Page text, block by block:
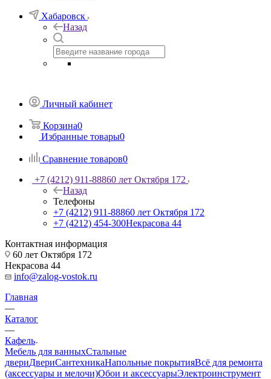
Хабаровск
Назад
Личный кабинет
Корзина0
Избранные товары0
Сравнение товаров0
+7 (4212) 911-88860 лет Октября 172
Назад
Телефоны
+7 (4212) 911-88860 лет Октября 172
+7 (4212) 454-300Некрасова 44
Контактная информация
60 лет Октября 172
Некрасова 44
info@zalog-vostok.ru
Главная
—
Каталог
—
Кафель
Мебель для ванныхСтальные
двериДвериСантехникаНапольные покрытияВсё для ремонта
(аксессуары и мелочи)Обои и аксессуарыЭлектроинструмент